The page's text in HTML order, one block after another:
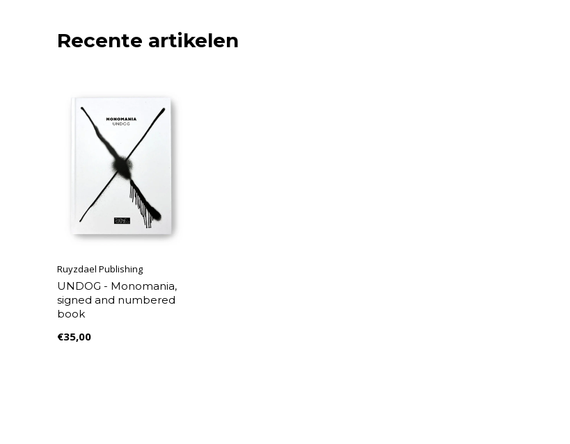
Recente artikelen
Ruyzdael Publishing
UNDOG - Monomania,
signed and numbered
book
€35,00